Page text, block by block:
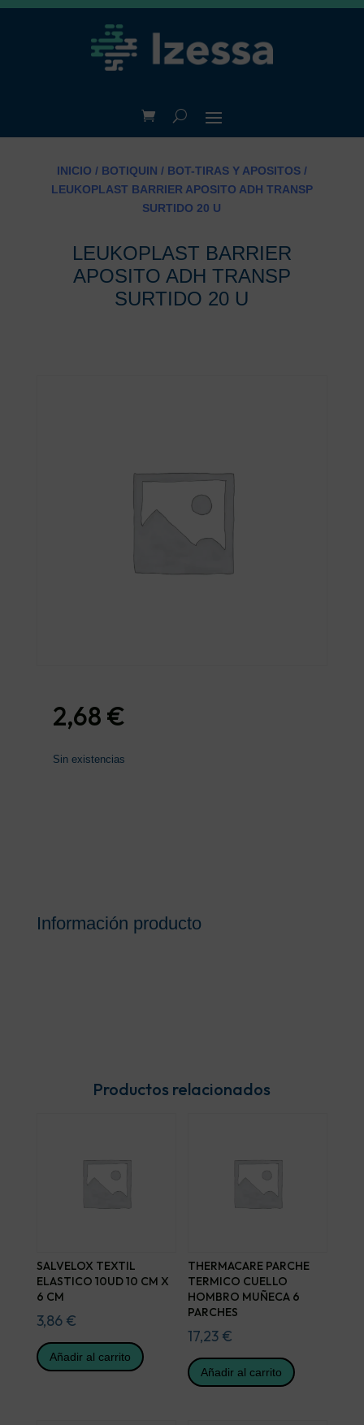
INICIO / BOTIQUIN / BOT-TIRAS Y APOSITOS/
LEUKOPLAST BARRIER APOSITO ADH TRANSP
SURTIDO 20 U
LEUKOPLAST BARRIER
APOSITO ADH TRANSP
SURTIDO 20 U
2,68 €
Sin existencias
Información producto
Productos relacionados
SALVELOX TEXTIL
ELASTICO 10UD 10 CM X
6 CM
3,86 €
Añadir al carrito
THERMACARE PARCHE
TERMICO CUELLO
HOMBRO MUÑECA 6
PARCHES
17,23 €
Añadir al carrito